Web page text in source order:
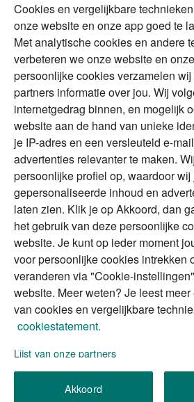
Duurzaam
Vermogensplanning
Tweede huis in
buitenland
DGA
Erfenis
Over
Alles voor en over
Over ABN AMRO Veiligheid
Toegankelijkheid
We gebruiken de
invult, om uw verzoek (of
Cookies en vergelijkbare
onze website en onze app goed te
Met analytische cookies en andere
verbeteren we onze website en
persoonlijke cookies verzamelen
partners informatie over jou. Wij
internetgedrag binnen, en mogelijk
website aan de hand van unieke
je IP-adres en een versleuteld e-
advertenties relevanter te maken.
persoonlijke profiel op, waardoor wij
gepersonaliseerde inhoud en
laten zien. Klik je op Akkoord, dan
het gebruik van deze persoonlijke
website. Je kunt op ieder moment
voor persoonlijke cookies intrekken
veranderen via "Cookie-
website. Meer weten? Je leest
van cookies en vergelijkbare
cookiestatement.
Lijst van onze partners
Akkoord